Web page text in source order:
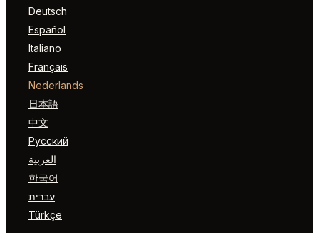
Deutsch
Español
Italiano
Français
Nederlands
日本語
中文
Русский
العربية
한국어
עברית
Türkçe